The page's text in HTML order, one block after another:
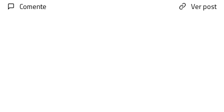
Comente Ver post